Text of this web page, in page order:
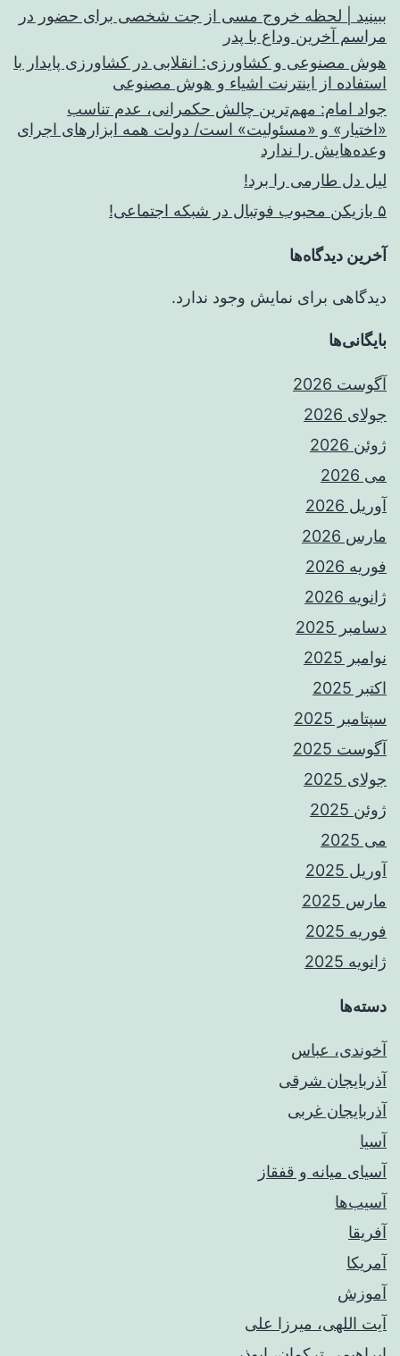
ببینید | لحظه خروج مسی از جت شخصی برای حضور در
مراسم آخرین وداع با پدر
هوش مصنوعی و کشاورزی: انقلابی در کشاورزی پایدار با
استفاده از اینترنت اشیاء و هوش مصنوعی
جواد امام: مهم‌ترین چالش حکمرانی، عدم تناسب
«اختیار» و «مسئولیت» است/ دولت همه ابزارهای اجرای
وعده‌هایش را ندارد
لیل دل طارمی را برد!
۵ بازیکن محبوب فوتبال در شبکه اجتماعی!
آخرین دیدگاه‌ها
دیدگاهی برای نمایش وجود ندارد.
بایگانی‌ها
آگوست 2026
جولای 2026
ژوئن 2026
می 2026
آوریل 2026
مارس 2026
فوریه 2026
ژانویه 2026
دسامبر 2025
نوامبر 2025
اکتبر 2025
سپتامبر 2025
آگوست 2025
جولای 2025
ژوئن 2025
می 2025
آوریل 2025
مارس 2025
فوریه 2025
ژانویه 2025
دسته‌ها
آخوندی، عباس
آذربایجان شرقی
آذربایجان غربی
آسیا
آسیای میانه و قفقاز
آسیب‌ها
آفریقا
آمریکا
آموزش
آیت اللهی، میرزا علی